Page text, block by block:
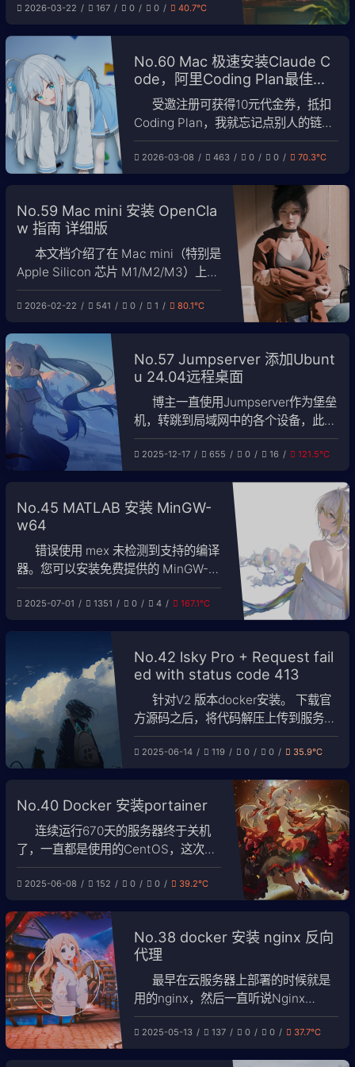
https://songshiyu.cn/archives/wei-
一、前言 本教程介绍如何使用
acme.sh 脚本配合
2026-03-22 167 0 0 40.7℃
No.60 Mac 极速安装Claude C
ode，阿里Coding Plan最佳搭
受邀注册可获得10元代金券，抵扣
Coding Plan，我就忘记点别人的链接
了！！ 我个人同时购买了kimi官方的订
阅套 就提了一个问题网站的编码项目
里模型众多，包括自研Qwen和开源先
进模型GLM5及kimi2.5，价格最优，
前两个月基本白送。 月之暗面价格贵
2026-03-08 463 0 0 70.3℃
No.59 Mac mini 安装 OpenCla
w 指南 详细版
本文档介绍了在 Mac mini（特别是
Apple Silicon 芯片 M1/M2/M3）上安
装 OpenClaw 的详细步骤。 小贴士：
受邀注册可获得 10 元代金券，抵扣
2026-02-22 541 0 1 80.1℃
No.57 Jumpserver 添加Ubunt
u 24.04远程桌面
博主一直使用Jumpserver作为堡垒
机，转跳到局域网中的各个设备，此前
都是使用Windows+Linux server的形
式，有局域网应用和网页需要打开就用
上操作服务器。这次添加了Ubuntu
24.04用作VCS+Verdi的仿真机器，方
2025-12-17 655 0 16 121.5℃
No.45 MATLAB 安装 MinGW-
w64
错误使用 mex 未检测到支持的编译
器。您可以安装免费提供的 MinGW-
w64 C/C++ 编译器；请参阅安装
MinGW-w64 编译 器。有关更多选
rt/compilers。 在使用 HDL Coder 工
具箱时，遇到了
2025-07-01 1351 0 4 167.1℃
No.42 lsky Pro + Request fail
ed with status code 413
针对V2 版本docker安装。 下载官
方源码之后，将代码解压上传到服务
器，执行以下命令之后可以自动安装
lsky。 cd docker # 进入docker目录
权限 ./deploy.sh # 运行部署脚本 但是
按照这个步骤显示以下报错： 这个
2025-06-14 119 0 0 35.9℃
No.40 Docker 安装portainer
连续运行670天的服务器终于关机
了，一直都是使用的CentOS，这次需
要将服务器的系统换成Debian，同时
将之前所有安装的程序都整理一遍，希
台学习的服务器，里面可能残留量很多
之前瞎折腾遗留下来的程序。虽然
1c1g，但是续费便宜，也不想着怎么去
薅腾讯的羊毛了，就坚持
2025-06-08 152 0 0 39.2℃
No.38 docker 安装 nginx 反向
代理
最早在云服务器上部署的时候就是
用的nginx，然后一直听说Nginx
Proxy Manager 多么多么方便，我自
己实际用了一下，可能是因为本地化
2025-05-13 137 0 0 37.7℃